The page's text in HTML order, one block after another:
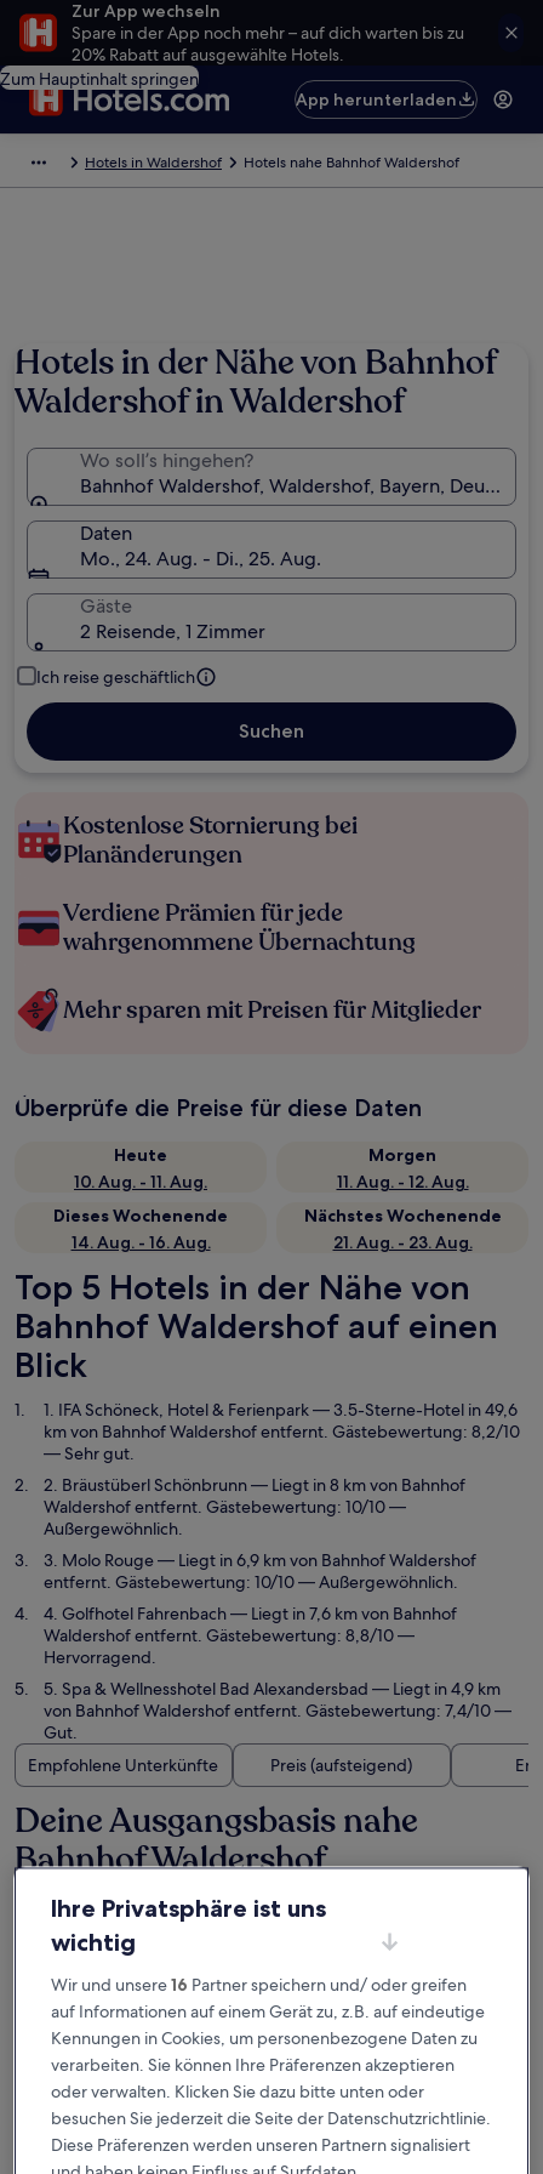
Zur App wechseln
Spare in der App noch mehr – auf dich warten bis zu
20% Rabatt auf ausgewählte Hotels.
Zum Hauptinhalt springen
App herunterladen
Hotels in Waldershof Hotels nahe Bahnhof Waldershof
Hotels in der Nähe von Bahnhof
Waldershof in Waldershof
Wo soll’s hingehen?
Bahnhof Waldershof, Waldershof, Bayern,
Daten
Mo., 24. Aug. - Di., 25. Aug.
Gäste
2 Reisende, 1 Zimmer
Ich reise geschäftlich
Suchen
Kostenlose Stornierung bei
Planänderungen
Verdiene Prämien für jede
wahrgenommene Übernachtung
Mehr sparen mit Preisen für Mitglieder
Überprüfe die Preise für diese Daten
Heute
10. Aug. - 11. Aug.
Morgen
11. Aug. - 12. Aug.
Dieses Wochenende
14. Aug. - 16. Aug.
Nächstes Wochenende
21. Aug. - 23. Aug.
Top 5 Hotels in der Nähe von
Bahnhof Waldershof auf einen
Blick
1. IFA Schöneck, Hotel & Ferienpark— 3.5-Sterne-Hotel in 49,6
km von Bahnhof Waldershof entfernt. Gästebewertung: 8,2/10
— Sehr gut.
2. Bräustüberl Schönbrunn— Liegt in 8 km von Bahnhof
Waldershof entfernt. Gästebewertung: 10/10 —
Außergewöhnlich.
3. Molo Rouge— Liegt in 6,9 km von Bahnhof Waldershof
entfernt. Gästebewertung: 10/10 — Außergewöhnlich.
4. Golfhotel Fahrenbach— Liegt in 7,6 km von Bahnhof
Waldershof entfernt. Gästebewertung: 8,8/10 —
Hervorragend.
5. Spa & Wellnesshotel Bad Alexandersbad — Liegt in 4,9 km
von Bahnhof Waldershof entfernt. Gästebewertung: 7,4/10 —
Gut.
Empfohlene Unterkünfte
Preis (aufsteigend)
Deine Ausgangsbasis nahe
Bahnhof Waldershof
IFA Schöneck, Hotel & Ferienpark
Ihre Privatsphäre ist uns
wichtig
Wir und unsere16 Partner speichern und/ oder greifen
auf Informationen auf einem Gerät zu, z.B. auf eindeutige
Kennungen in Cookies, um personenbezogene Daten zu
verarbeiten. Sie können Ihre Präferenzen akzeptieren
oder verwalten. Klicken Sie dazu bitte unten oder
besuchen Sie jederzeit die Seite der Datenschutzrichtlinie.
Diese Präferenzen werden unseren Partnern signalisiert